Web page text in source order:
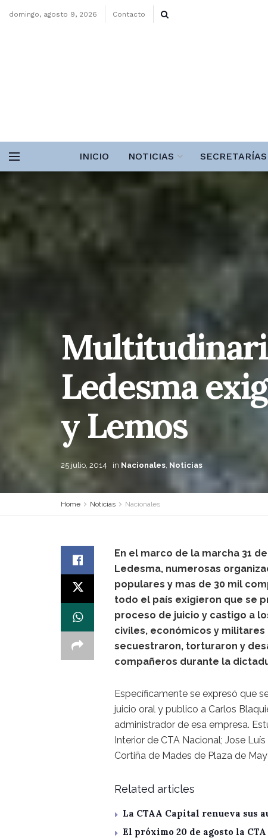
domingo, agosto 9, 2026 Contacto
INICIO NOTICIAS SECRETARÍAS
Ledesma
y Lemos
25 julio, 2014 in Nacionales, Noticias
Home Noticias Nacionales
En el marco de la marcha 31
Ledesma, numerosas
populares y mas de 30 mil
todo el país exigieron que se
proceso de juicio y castigo a
civiles, económicos y militares
secuestraron, torturaron y
compañeros durante la
Específicamente se expresó que
juicio oral y publico a Carlos
administrador de esa empresa.
Interior de CTA Nacional; Jose
Cortiña de Mades de Plaza de
Related articles
La CTAA Capital renueva sus
El próximo 20 de agosto la